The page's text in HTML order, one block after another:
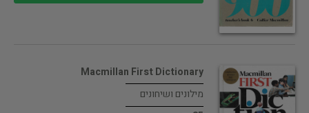
Macmillan First Dictionary
מילונים ושיחונים